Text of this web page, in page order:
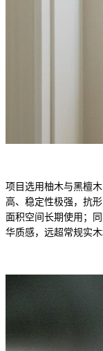
项目选用柚木与黑檀
高、稳定性极强，抗
面积空间长期使用；
华质感，远超常规实